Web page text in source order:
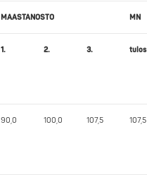
MAASTANOSTO MN
1. 2. 3. tulos
90,0 100,0 107,5 107,5